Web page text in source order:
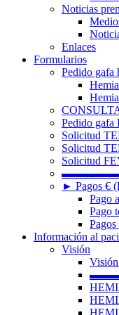
Noticias
Enlaces
Formularios
Pedido
Pedido
Solicitud
Solicitud
Solicitud
► Pagos €
Pago
Pago
Información al
Visión